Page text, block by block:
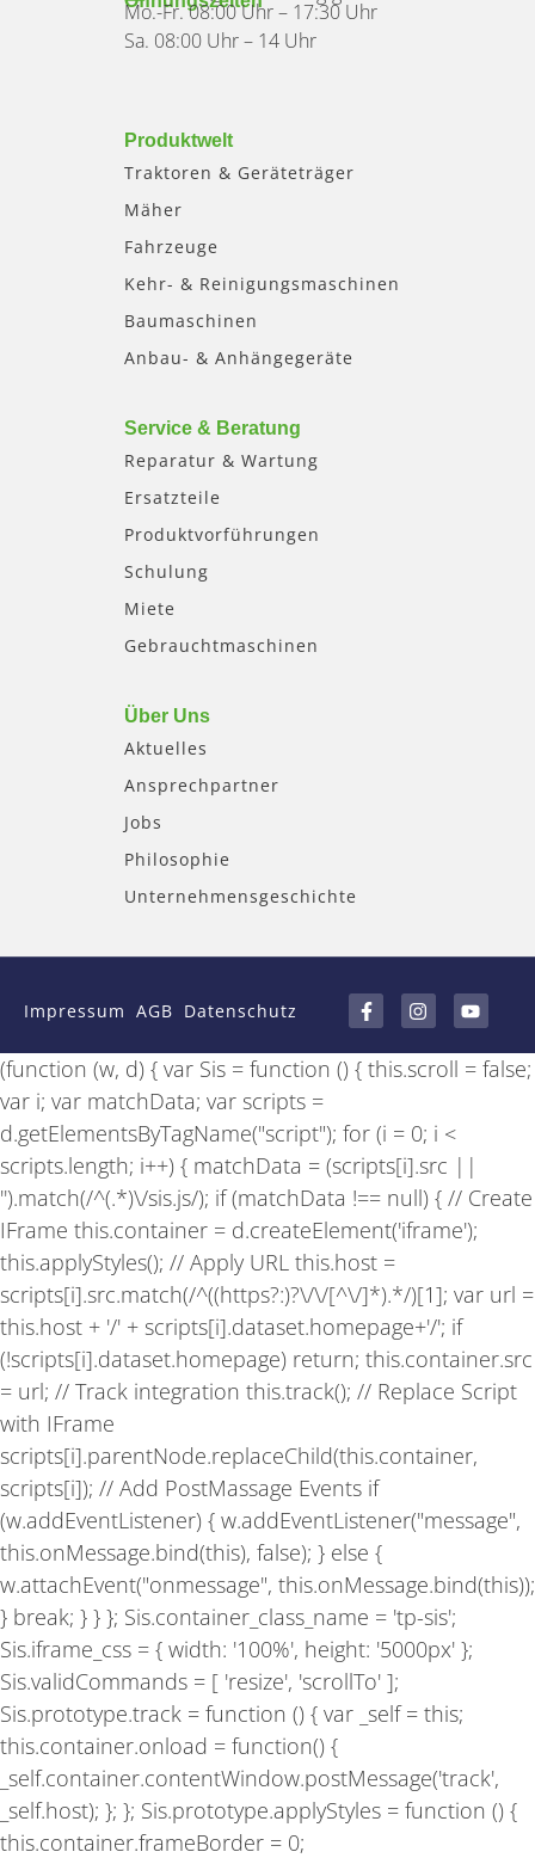
Mo.-Fr. 08:00 Uhr – 17:30 Uhr
Sa. 08:00 Uhr – 14 Uhr
Produktwelt
Traktoren & Geräteträger
Mäher
Fahrzeuge
Kehr- & Reinigungsmaschinen
Baumaschinen
Anbau- & Anhängegeräte
Service & Beratung
Reparatur & Wartung
Ersatzteile
Produktvorführungen
Schulung
Miete
Gebrauchtmaschinen
Über Uns
Aktuelles
Ansprechpartner
Jobs
Philosophie
Unternehmensgeschichte
Impressum AGB Datenschutz
a
c
e
b
o
-
f
n
s
t
a
g
m
o
u
t
u
b
(function (w, d) { var Sis = function () { this.scroll = false;
var i; var matchData; var scripts =
d.getElementsByTagName("script"); for (i = 0; i <
scripts.length; i++) { matchData = (scripts[i].src ||
'').match(/^(.*)\/sis.js/); if (matchData !== null) { // Create
IFrame this.container = d.createElement('iframe');
this.applyStyles(); // Apply URL this.host =
scripts[i].src.match(/^((https?:)?\/\/[^\/]*).*/)[1]; var url =
this.host + '/' + scripts[i].dataset.homepage+'/'; if
(!scripts[i].dataset.homepage) return; this.container.src
= url; // Track integration this.track(); // Replace Script
with IFrame
scripts[i].parentNode.replaceChild(this.container,
scripts[i]); // Add PostMassage Events if
(w.addEventListener) { w.addEventListener("message",
this.onMessage.bind(this), false); } else {
w.attachEvent("onmessage", this.onMessage.bind(this));
} break; } } }; Sis.container_class_name = 'tp-sis';
Sis.iframe_css = { width: '100%', height: '5000px' };
Sis.validCommands = [ 'resize', 'scrollTo' ];
Sis.prototype.track = function () { var _self = this;
this.container.onload = function() {
_self.container.contentWindow.postMessage('track',
_self.host); }; }; Sis.prototype.applyStyles = function () {
this.container.frameBorder = 0;